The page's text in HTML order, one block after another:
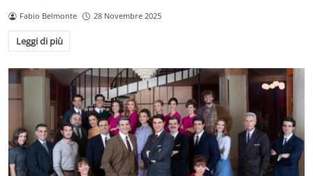
Fabio Belmonte 28 Novembre 2025
Leggi di più